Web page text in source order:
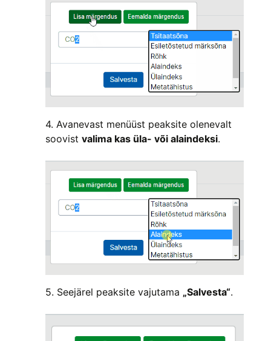
4. Avanevast menüüst peaksite olenevalt
soovist valima kas üla- või alaindeksi.
5. Seejärel peaksite vajutama „Salvesta“.